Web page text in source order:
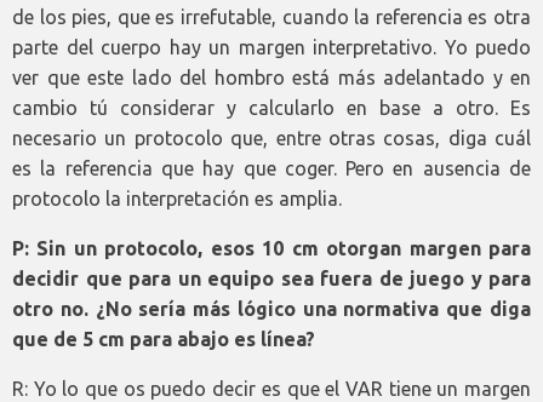
de los pies, que es irrefutable, cuando la referencia es otra
parte del cuerpo hay un margen interpretativo. Yo puedo
ver que este lado del hombro está más adelantado y en
cambio tú considerar y calcularlo en base a otro. Es
necesario un protocolo que, entre otras cosas, diga cuál
es la referencia que hay que coger. Pero en ausencia de
protocolo la interpretación es amplia.
P: Sin un protocolo, esos 10 cm otorgan margen para
decidir que para un equipo sea fuera de juego y para
otro no. ¿No sería más lógico una normativa que diga
que de 5 cm para abajo es línea?
R: Yo lo que os puedo decir es que el VAR tiene un margen